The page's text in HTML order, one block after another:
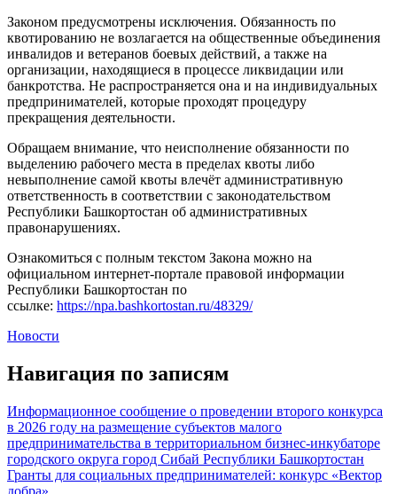
Законом предусмотрены исключения. Обязанность по
квотированию не возлагается на общественные объединения
инвалидов и ветеранов боевых действий, а также на
организации, находящиеся в процессе ликвидации или
банкротства. Не распространяется она и на индивидуальных
предпринимателей, которые проходят процедуру
прекращения деятельности.
Обращаем внимание, что неисполнение обязанности по
выделению рабочего места в пределах квоты либо
невыполнение самой квоты влечёт административную
ответственность в соответствии с законодательством
Республики Башкортостан об административных
правонарушениях.
Ознакомиться с полным текстом Закона можно на
официальном интернет-портале правовой информации
Республики Башкортостан по
ссылке: https://npa.bashkortostan.ru/48329/
Новости
Навигация по записям
Информационное сообщение о проведении второго конкурса
в 2026 году на размещение субъектов малого
предпринимательства в территориальном бизнес-инкубаторе
городского округа город Сибай Республики Башкортостан
Гранты для социальных предпринимателей: конкурс «Вектор
добра»